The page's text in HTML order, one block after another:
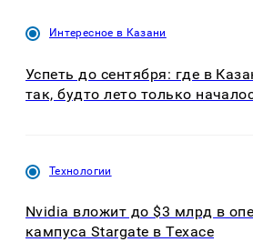
Интересное в Казани
Успеть до сентября: где в
так, будто лето только
Технологии
Nvidia вложит до $3 млрд в
кампуса Stargate в Техасе